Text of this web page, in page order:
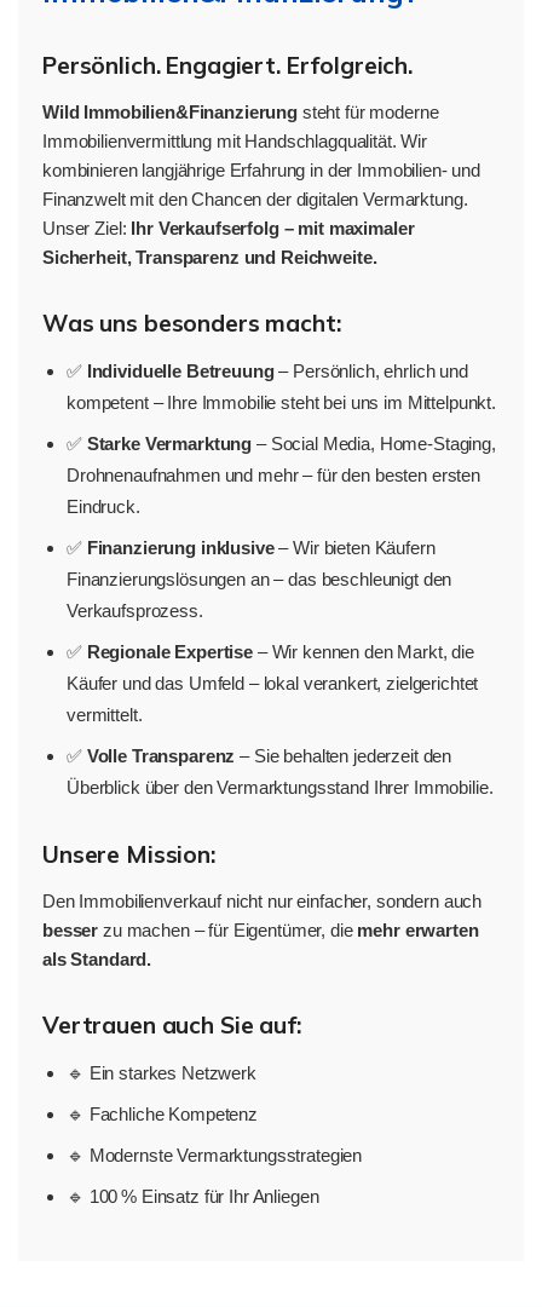
Persönlich. Engagiert. Erfolgreich.
Wild Immobilien&Finanzierungsteht für moderne
Immobilienvermittlung mit Handschlagqualität. Wir
kombinieren langjährige Erfahrung in der Immobilien- und
Finanzwelt mit den Chancen der digitalen Vermarktung.
Unser Ziel: Ihr Verkaufserfolg – mit maximaler
Sicherheit, Transparenz und Reichweite.
Was uns besonders macht:
✅ Individuelle Betreuung– Persönlich, ehrlich und
kompetent – Ihre Immobilie steht bei uns im Mittelpunkt.
✅ Starke Vermarktung – Social Media, Home-Staging,
Drohnenaufnahmen und mehr – für den besten ersten
Eindruck.
✅ Finanzierung inklusive– Wir bieten Käufern
Finanzierungslösungen an – das beschleunigt den
Verkaufsprozess.
✅ Regionale Expertise– Wir kennen den Markt, die
Käufer und das Umfeld – lokal verankert, zielgerichtet
vermittelt.
✅ Volle Transparenz – Sie behalten jederzeit den
Überblick über den Vermarktungsstand Ihrer Immobilie.
Unsere Mission:
Den Immobilienverkauf nicht nur einfacher, sondern auch
besser zu machen – für Eigentümer, die mehr erwarten
als Standard.
Vertrauen auch Sie auf:
🔹 Ein starkes Netzwerk
🔹 Fachliche Kompetenz
🔹 Modernste Vermarktungsstrategien
🔹 100 % Einsatz für Ihr Anliegen